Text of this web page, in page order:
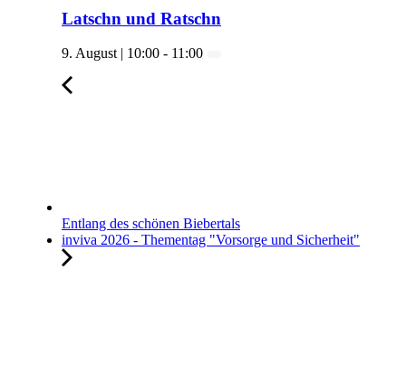
Latschn und Ratschn
9. August | 10:00 - 11:00
Entlang des schönen Biebertals
inviva 2026 - Thementag "Vorsorge und Sicherheit"